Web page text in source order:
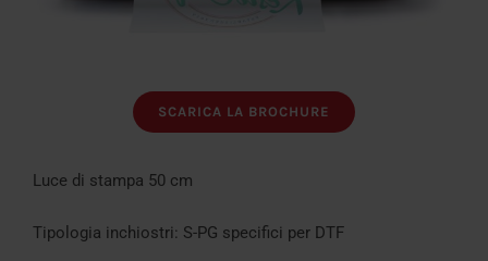
SCARICA LA BROCHURE
Luce di stampa 50 cm
Tipologia inchiostri: S-PG specifici per DTF